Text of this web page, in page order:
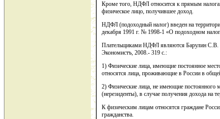
Кроме того, НДФЛ относится к прямым
физическое лицо, получившее доход.
НДФЛ (подоходный налог) введен на
декабря 1991 г. № 1998-1 «О подоходном
Плательщиками НДФЛ являются Барулин С.В.
Экономистъ, 2008.- 319 с.:
1) Физические лица, имеющие постоянное
относятся лица, проживающие в России в
2) Физические лица, не имеющие постоянного
(нерезиденты), в случае получения дохода на
К физическим лицам относятся граждане
гражданства.